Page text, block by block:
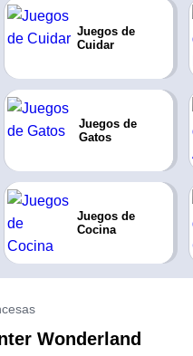
Juegos de
Cuidar
Juegos de
Gatos
Juegos de
Cocina
Wonderland